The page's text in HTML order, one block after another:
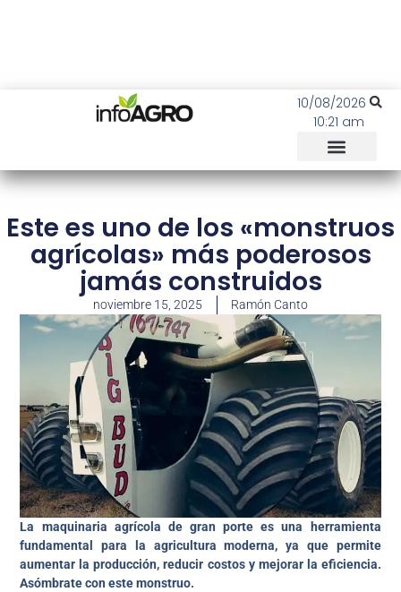
10/08/2026
10:21 am
Este es uno de los «monstruos
agrícolas» más poderosos
jamás construidos
noviembre 15, 2025 Ramón Canto
La maquinaria agrícola de gran porte es una herramienta
fundamental para la agricultura moderna, ya que permite
aumentar la producción, reducir costos y mejorar la eficiencia.
Asómbrate con este monstruo.